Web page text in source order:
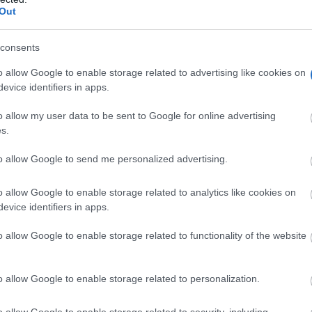
allow Google to enable storage related to advertising like cookies on
identifiers in apps.
allow my user data to be sent to Google for online advertising
allow Google to send me personalized advertising.
allow Google to enable storage related to analytics like cookies on
identifiers in apps.
allow Google to enable storage related to functionality of the website
allow Google to enable storage related to personalization.